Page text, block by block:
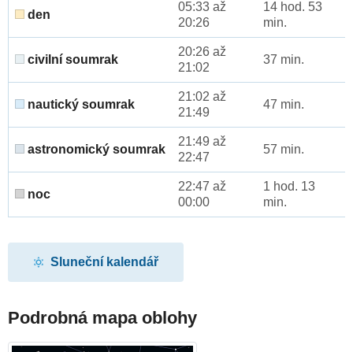
den
05:33 až
20:26
14 hod. 53
min.
civilní soumrak
20:26 až
21:02
37 min.
nautický soumrak
21:02 až
21:49
47 min.
astronomický soumrak
21:49 až
22:47
57 min.
noc
22:47 až
00:00
1 hod. 13
min.
Sluneční kalendář
Podrobná mapa oblohy